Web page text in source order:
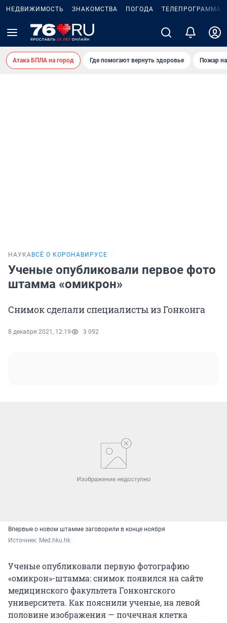
НЕДВИЖИМОСТЬ ЗНАКОМСТВА ПОГОДА ТЕЛЕПРОГРАММА
Атака БПЛА на город Где помогают вернуть здоровье Пожар
НАУКА ВСЁ О КОРОНАВИРУСЕ
Ученые опубликовали первое фото
штамма «омикрон»
Снимок сделали специалисты из Гонконга
8 декабря 2021, 12:19 3 092
Впервые о новом штамме заговорили в конце ноября
Источник: Med.hku.hk
Ученые опубликовали первую фотографию
«омикрон»-штамма: снимок появился на сайте
медицинского факультета Гонконгского
университета. Как пояснили ученые, на левой
половине изображения — почечная клетка